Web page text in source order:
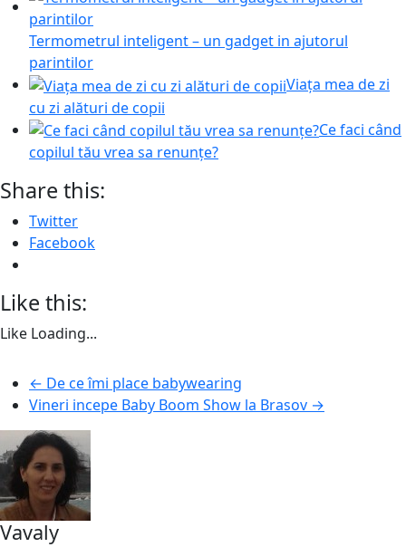
Termometrul inteligent – un gadget in ajutorul
parintilor
Viața mea de zi
cu zi alături de copii
Ce faci când
copilul tău vrea sa renunțe?
Share this:
Twitter
Facebook
Like this:
Like Loading...
← De ce îmi place babywearing
Vineri incepe Baby Boom Show la Brasov →
Vavaly